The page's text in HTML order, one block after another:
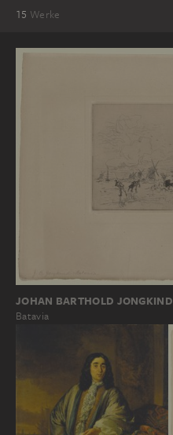
15 Werke
JOHAN BARTHOLD JONGKIND
Batavia